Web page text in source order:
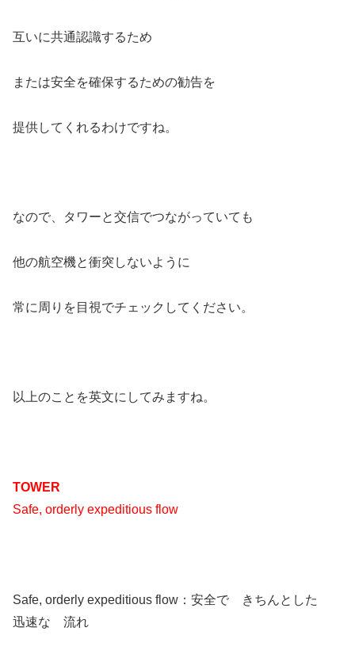
互いに共通認識するため
または安全を確保するための勧告を
提供してくれるわけですね。
なので、タワーと交信でつながっていても
他の航空機と衝突しないように
常に周りを目視でチェックしてください。
以上のことを英文にしてみますね。
TOWER
Safe, orderly expeditious flow
Safe, orderly expeditious flow：安全で きちんとした
迅速な 流れ